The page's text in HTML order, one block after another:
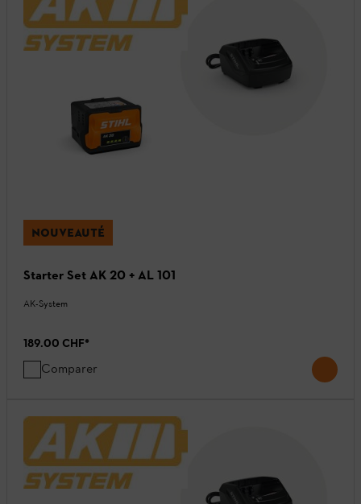
NOUVEAUTÉ
Starter Set AK 20 + AL 101
AK-System
189.00 CHF*
Comparer